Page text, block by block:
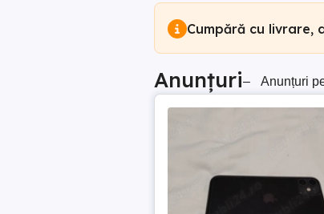
Cumpără cu livrare,
Anunțuri– Anunțuri